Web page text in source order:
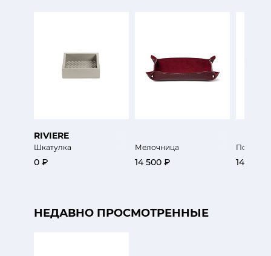
RIVIERE
Шкатулка
0 ₽
Мелочница
14 500 ₽ 14 900
НЕДАВНО ПРОСМОТРЕННЫЕ